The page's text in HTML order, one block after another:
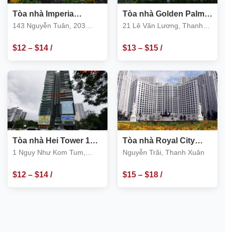
Tòa nhà Imperia
Garden, Thanh Xuân
143 Nguyễn Tuân, 203
Thanh Xuân
$12– $14/
m2
Tòa nhà Golden Palm
21 Lê Văn Lương
21 Lê Văn Lương, Thanh
$13– $15/
m2
Tòa nhà Hei Tower 1
Ngụy Như Kom Tum
1 Ngụy Như Kom Tum,
$12– $14/
Tòa nhà Royal City
Nguyễn Trãi
Nguyễn Trãi, Thanh Xuân
$15– $18/